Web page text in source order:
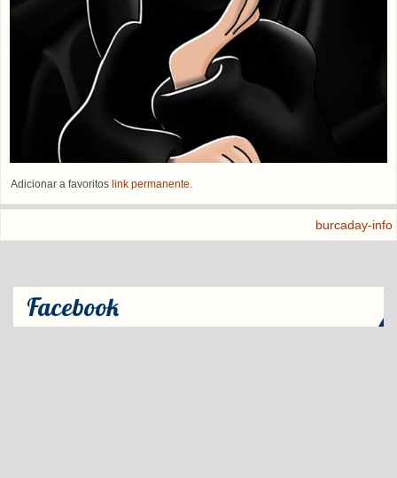
Adicionar a favoritos link permanente.
burcaday-info
Facebook